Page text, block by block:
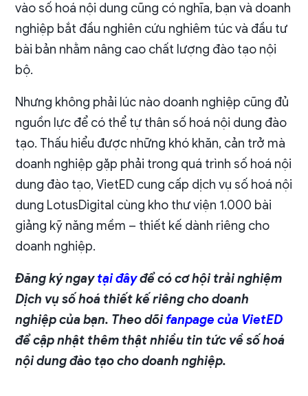
vào số hoá nội dung cũng có nghĩa, bạn và doanh
nghiệp bắt đầu nghiên cứu nghiêm túc và đầu tư
bài bản nhằm nâng cao chất lượng đào tạo nội
bộ.
Nhưng không phải lúc nào doanh nghiệp cũng đủ
nguồn lực để có thể tự thân số hoá nội dung đào
tạo. Thấu hiểu được những khó khăn, cản trở mà
doanh nghiệp gặp phải trong quá trình số hoá nội
dung đào tạo, VietED cung cấp dịch vụ số hoá nội
dung LotusDigital cùng kho thư viện 1.000 bài
giảng kỹ năng mềm – thiết kế dành riêng cho
doanh nghiệp.
Đăng ký ngaytại đâyđể có cơ hội trải nghiệm
Dịch vụ số hoá thiết kế riêng cho doanh
nghiệp của bạn. Theo dõi fanpage của VietED
để cập nhật thêm thật nhiều tin tức về số hoá
nội dung đào tạo cho doanh nghiệp.